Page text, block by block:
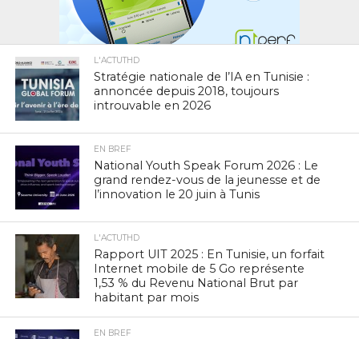
L'ACTUTHD
Stratégie nationale de l’IA en Tunisie :
annoncée depuis 2018, toujours
introuvable en 2026
EN BREF
National Youth Speak Forum 2026 : Le
grand rendez-vous de la jeunesse et de
l’innovation le 20 juin à Tunis
L'ACTUTHD
Rapport UIT 2025 : En Tunisie, un forfait
Internet mobile de 5 Go représente
1,53 % du Revenu National Brut par
habitant par mois
EN BREF